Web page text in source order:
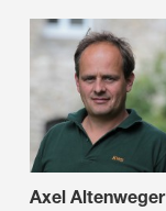
Axel Altenweger